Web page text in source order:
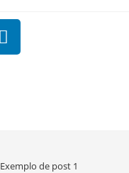
Exemplo de post 1